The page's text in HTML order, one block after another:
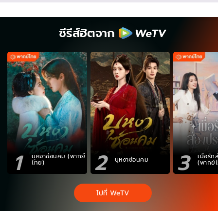
ซีรีส์ฮิตจาก
1 บุหงาซ่อนคม (พากย์
ไทย) 2 บุหงาซ่อนคม 3 เมื่อรัก
(พากย์
ไปที่ WeTV